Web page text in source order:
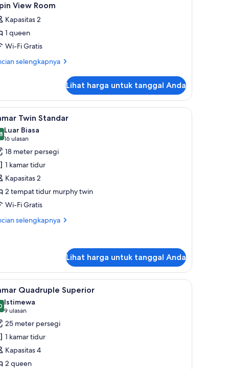
View Room
Kapasitas 2
1 queen
Wi-Fi Gratis
selengkapnya
Lihat harga untuk tanggal Anda
selimut bulu angsa, bantalan ekstra lembut, dan brankas
Kamar Twin Standar | Seprai premium,
7 Twin Standar
dari 10
Luar Biasa
16 ulasan
(16
ulasan)
18 meter persegi
1 kamar tidur
Kapasitas 2
2 tempat tidur murphy twin
Wi-Fi Gratis
selengkapnya
Lihat harga untuk tanggal Anda
kota Kamar Quadruple Superior | Seprai
11 Quadruple Superior
dari 10
Istimewa
9 ulasan
(9
ulasan)
25 meter persegi
1 kamar tidur
Kapasitas 4
2 queen